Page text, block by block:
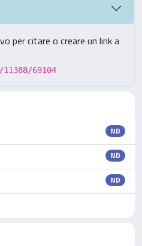
per citare o creare un link a
69104
ND
ND
ND